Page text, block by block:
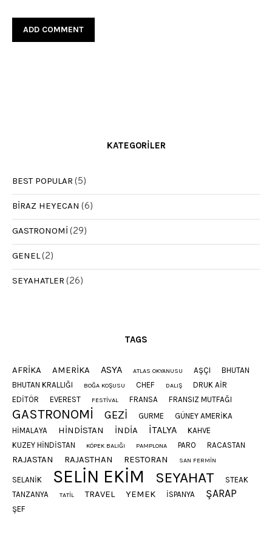
KATEGORILER
BEST POPULAR (5)
BIRAZ HEYECAN (6)
GASTRONOMI (29)
GENEL(2)
SEYAHATLER (26)
TAGS
AFRIKA AMERIKA ASYA ATLAS OKYANUSU AŞÇI
BHUTAN
BHUTAN KRALLIĞI
BOĞA KOŞUSU CHEF DALIŞ
DRUK AIR
EDITÖR
EVEREST FESTIVAL FRANSA FRANSIZ MUTFAĞI
GASTRONOMI GEZI GURME
GÜNEY AMERIKA
HIMALAYA
HINDISTAN INDIA ITALYA
KAHVE
KUZEY HINDISTAN
KÖPEK BALIĞI PAMPLONA PARO RACASTAN
RAJASTAN RAJASTHAN RESTORAN SAN FERMIN
SELANIK SELIN EKIM SEYAHAT
STEAK
TANZANYA
TATIL TRAVEL YEMEK İSPANYA ŞARAP
ŞEF